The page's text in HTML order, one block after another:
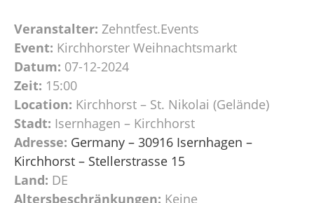
Veranstalter: Zehntfest.Events
Event: Kirchhorster Weihnachtsmarkt
Datum: 07-12-2024
Zeit: 15:00
Location: Kirchhorst – St. Nikolai (Gelände)
Stadt: Isernhagen – Kirchhorst
Adresse: Germany – 30916 Isernhagen –
Kirchhorst – Stellerstrasse 15
Land: DE
Altersbeschränkungen: Keine